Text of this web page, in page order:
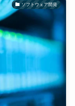
ソフトウェア開発